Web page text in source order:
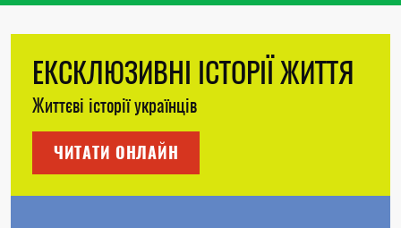
ЕКСКЛЮЗИВНІ ІСТОРІЇ ЖИТТЯ
Життєві історії українців
ЧИТАТИ ОНЛАЙН